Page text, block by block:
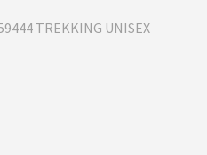
TREKKING UNISEX